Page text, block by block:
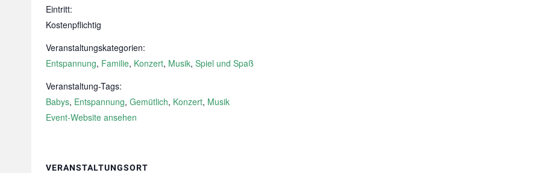
Eintritt:
Kostenpflichtig
Veranstaltungskategorien:
Entspannung, Familie, Konzert, Musik, Spiel und Spaß
Veranstaltung-Tags:
Babys, Entspannung, Gemütlich, Konzert, Musik
Event-Website ansehen
VERANSTALTUNGSORT